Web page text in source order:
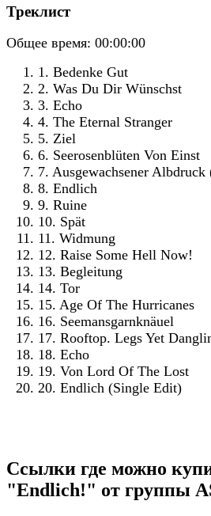
Треклист
Общее время: 00:00:00
1. Bedenke Gut
2. Was Du Dir Wünschst
3. Echo
4. The Eternal Stranger
5. Ziel
6. Seerosenblüten Von Einst
7. Ausgewachsener
8. Endlich
9. Ruine
10. Spät
11. Widmung
12. Raise Some Hell Now!
13. Begleitung
14. Tor
15. Age Of The Hurricanes
16. Seemansgarnknäuel
17. Rooftop. Legs Yet
18. Echo
19. Von Lord Of The Lost
20. Endlich (Single Edit)
Ссылки где можно
"Endlich!" от группы